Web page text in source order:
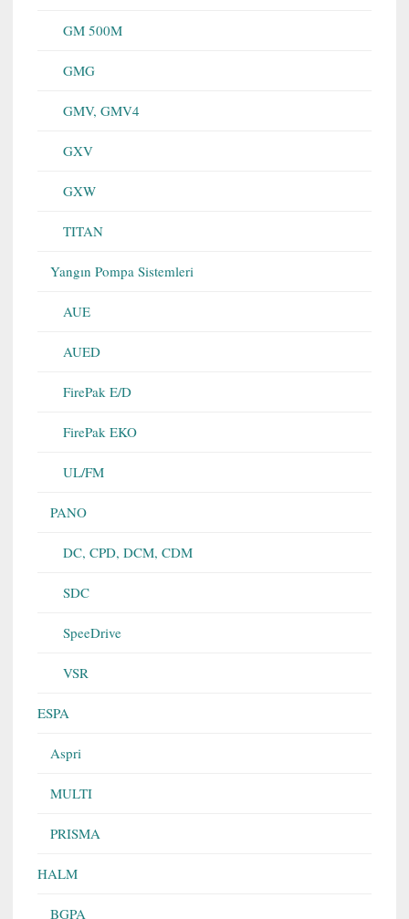
GM 500M
GMG
GMV, GMV4
GXV
GXW
TITAN
Yangın Pompa Sistemleri
AUE
AUED
FirePak E/D
FirePak EKO
UL/FM
PANO
DC, CPD, DCM, CDM
SDC
SpeeDrive
VSR
ESPA
Aspri
MULTI
PRISMA
HALM
BGPA